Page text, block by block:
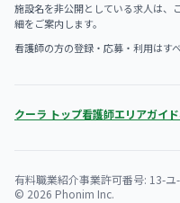
施設名を非公開としている求人は、
細をご案内します。
看護師の方の登録・応募・利用はす
クーラ トップ看護師エリアガイド
有料職業紹介事業許可番号: 13-
© 2026 Phonim Inc.